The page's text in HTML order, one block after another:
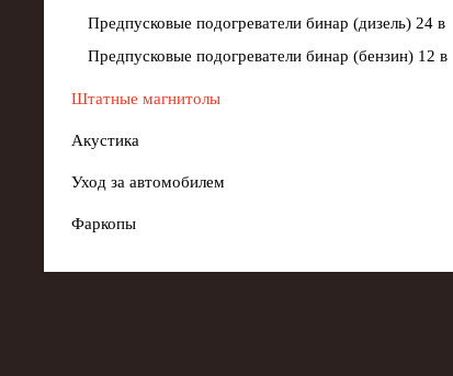
Предпусковые подогреватели бинар (дизель) 24 в
Предпусковые подогреватели бинар (бензин) 12 в
Штатные магнитолы
Акустика
Уход за автомобилем
Фаркопы